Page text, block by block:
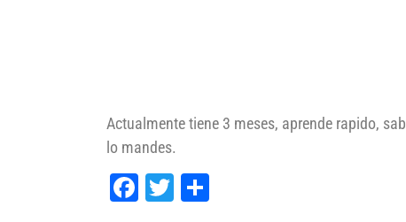
Actualmente tiene 3 meses, aprende rapido,
lo mandes.
Facebook
Twitter